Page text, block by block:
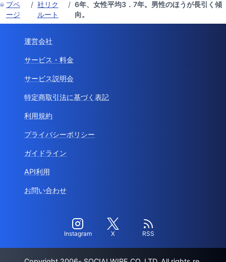
プペ
ージ
/ 社リク
ルート
/ 6年、女性平均3．7年。男性のほうが長引く傾
向。
運営会社
サービス・料金
サービス説明会
特定商取引法に基づく表記
利用規約
プライバシーポリシー
ガイドライン
API利用
お問い合わせ
Instagram X RSS